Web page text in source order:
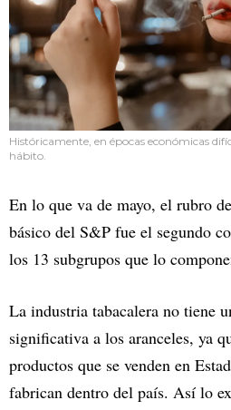
Históricamente, en épocas económicas
hábito.
En lo que va de mayo, el rubro
básico del S&P fue el segundo
los 13 subgrupos que lo
La industria tabacalera no tiene
significativa a los aranceles, ya
productos que se venden en
fabrican dentro del país. Así lo